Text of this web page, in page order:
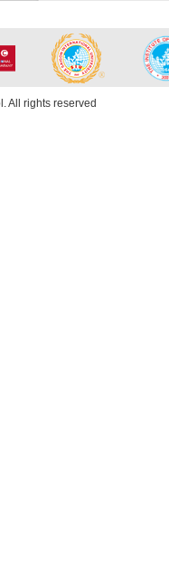
All rights reserved